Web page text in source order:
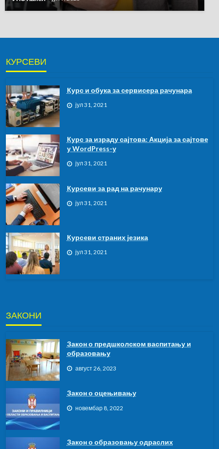
КУРСЕВИ
Курс и обука за сервисера рачунара
јул 31, 2021
Курс за израду сајтова: Акција за сајтове
у WordPress-у
јул 31, 2021
Курсеви за рад на рачунару
јул 31, 2021
Курсeви страних језика
јул 31, 2021
ЗАКОНИ
Закон о предшколском васпитању и
образовању
август 26, 2023
Закон о оцењивању
новембар 8, 2022
Закон о образовању одраслих